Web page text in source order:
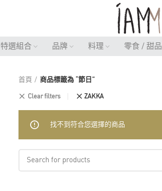
特選組合 品牌 料理 零食 / 甜品
首頁 商品標籤為 “節日”
Clear filters ZAKKA
找不到符合您選擇的商品